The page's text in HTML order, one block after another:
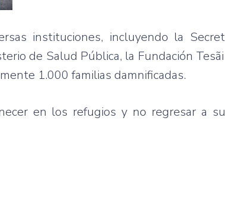
instituciones, incluyendo la
de Salud Pública, la Fundación
1.000 familias damnificadas.
en los refugios y no regresar a